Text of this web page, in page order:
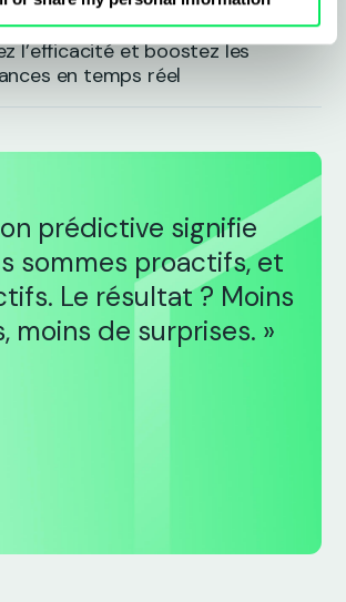
l’efficacité et boostez les
en temps réel
prédictive signifie
sommes proactifs, et
Le résultat ? Moins
moins de surprises. »